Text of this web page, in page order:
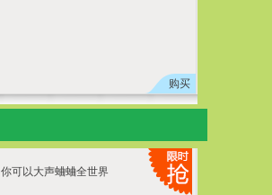
购买
你可以大声蛐蛐全世界